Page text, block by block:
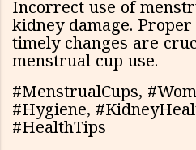
Incorrect use of
kidney damage.
timely changes are
menstrual cup use.
#MenstrualCups,
#Hygiene,
#HealthTips